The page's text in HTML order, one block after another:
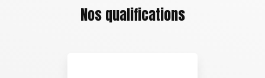
Nos qualifications